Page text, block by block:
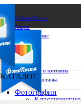
О ФотоПочте
Акции
Сделаем за вас
Бизнесу
FAQ
Франшиза
Поддержка и контакты
Оплата и доставка
КАТАЛОГ
Фотографии
Классические